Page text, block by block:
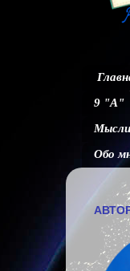
9 "А"
Мысли
Обо